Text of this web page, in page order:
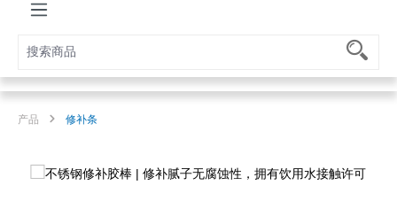
产品 修补条
Skip image gallery